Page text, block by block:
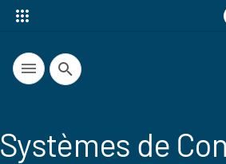
Recherche
Systèmes de